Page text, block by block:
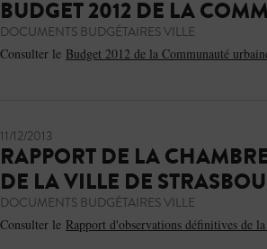
BUDGET 2012 DE LA
DOCUMENTS BUDGÉTAIRES VILLE
Consulter le Budget 2012 de la Communauté
11/12/2013
RAPPORT DE LA
DE LA VILLE DE
DOCUMENTS BUDGÉTAIRES VILLE
Consulter le Rapport d'observations définitives de